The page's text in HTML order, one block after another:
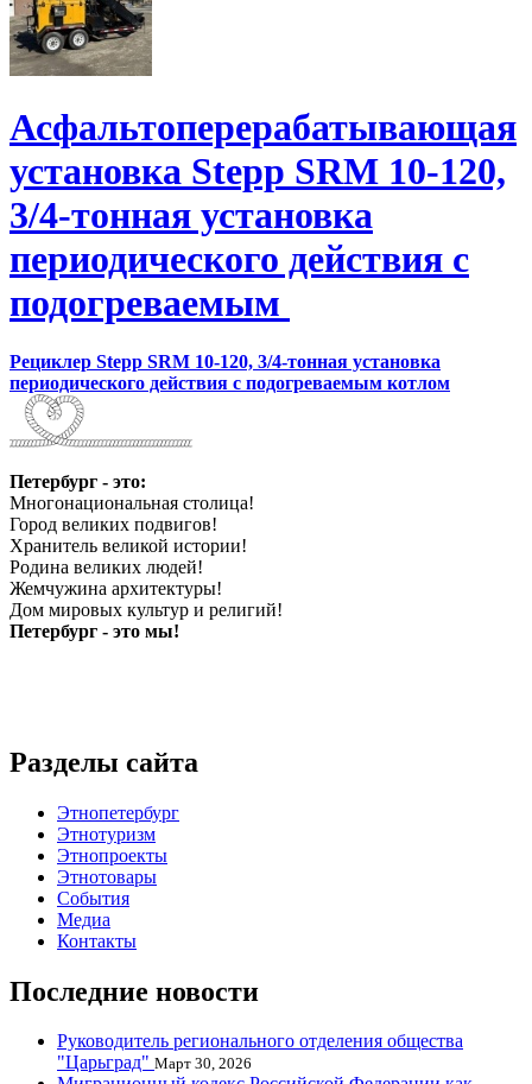
Асфальтоперерабатывающая
установка Stepp SRM 10-120,
3/4-тонная установка
периодического действия с
подогреваемым
Рециклер Stepp SRM 10-120, 3/4-тонная установка
периодического действия с подогреваемым котлом
Петербург - это:
Многонациональная столица!
Город великих подвигов!
Хранитель великой истории!
Родина великих людей!
Жемчужина архитектуры!
Дом мировых культур и религий!
Петербург - это мы!
Разделы сайта
Этнопетербург
Этнотуризм
Этнопроекты
Этнотовары
События
Медиа
Контакты
Последние новости
Руководитель регионального отделения общества
"Царьград" Март 30, 2026